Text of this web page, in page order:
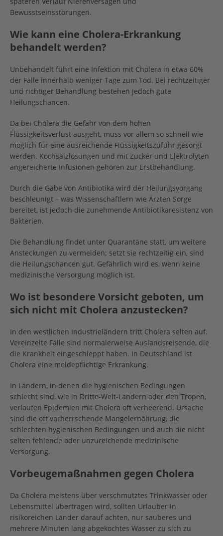
Bewusstseinsstörungen.
Wie kann eine Cholera-Erkrankung
behandelt werden?
Unbehandelt führt eine Infektion mit Cholera in etwa 60%
der Fälle innerhalb weniger Tage zum Tod. Bei rechtzeitiger
und richtiger Behandlung bestehen jedoch gute
Heilungschancen.
Da bei Cholera die Gefahr von dem hohen
Flüssigkeitsverlust ausgeht, muss vor allem so schnell wie
möglich für eine ausreichende Flüssigkeitszufuhr gesorgt
werden. Kochsalzlösungen und mit Zucker und Elektrolyten
angereicherte Infusionen gehören zur Erstbehandlung.
Durch die Gabe von Antibiotika wird der Heilungsvorgang
beschleunigt – was Wissenschaftlern wie Ärzten Sorge
bereitet, ist jedoch die zunehmende Antibiotikaresistenz von
Bakterien.
Die Behandlung findet unter Quarantäne statt, um weitere
Ansteckungen zu vermeiden; setzt sie rechtzeitig ein, sind
die Heilungschancen gut. Gefährlich wird es, wenn keine
medizinische Versorgung möglich ist.
Wo ist besondere Vorsicht geboten, um
sich nicht mit Cholera anzustecken?
In den westlichen Industrieländern tritt Cholera selten auf.
Vereinzelte Fälle sind normalerweise Auslandsreisende, die
die Krankheit eingeschleppt haben. In Deutschland ist
Cholera eine meldepflichtige Erkrankung.
In Ländern, in denen die hygienischen Bedingungen
schlecht sind, wie in Dritte-Welt-Ländern oder den Tropen,
verlaufen Epidemien mit Cholera oft verheerend. Ursache
sind die oft vorherrschende Mangelernährung, die
schlechten hygienischen Bedingungen und auch die nicht
selten fehlende oder unzureichende medizinische
Versorgung.
Vorbeugemaßnahmen gegen Cholera
Da Cholera meistens über verschmutztes Trinkwasser oder
Lebensmittel übertragen wird, sollten Urlauber in
risikoreichen Länder darauf achten, nur sauberes und
mehrere Minuten lang abgekochtes Wasser zu sich zu